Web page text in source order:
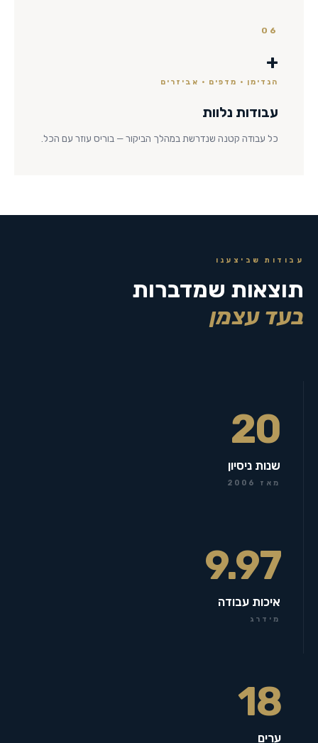
06
+
הנדימן · מדפים · אביזרים
עבודות נלוות
כל עבודה קטנה שנדרשת במהלך הביקור — בוריס עוזר עם הכל.
עבודות שביצענו
תוצאות שמדברות
בעד עצמן
20
שנות ניסיון
מאז 2006
9.97
איכות עבודה
מידרג
18
ערים